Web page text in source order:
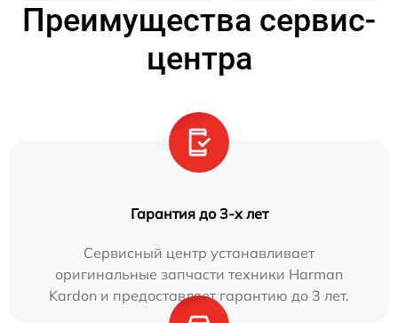
Преимущества сервис-
центра
Гарантия до 3-х лет
Сервисный центр устанавливает
оригинальные запчасти техники Harman
Kardon и предоставляет гарантию до 3 лет.